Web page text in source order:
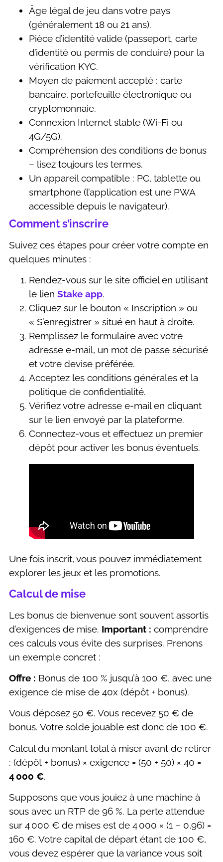
Âge légal de jeu dans votre pays
(généralement 18 ou 21 ans).
Pièce d’identité valide (passeport, carte
d’identité ou permis de conduire) pour la
vérification KYC.
Moyen de paiement accepté : carte
bancaire, portefeuille électronique ou
cryptomonnaie.
Connexion Internet stable (Wi-Fi ou
4G/5G).
Compréhension des conditions de bonus
– lisez toujours les termes.
Un appareil compatible : PC, tablette ou
smartphone (l’application est une PWA
accessible depuis le navigateur).
Comment s’inscrire
Suivez ces étapes pour créer votre compte en
quelques minutes :
Rendez-vous sur le site officiel en utilisant
le lien Stake app.
Cliquez sur le bouton « Inscription » ou
« S’enregistrer » situé en haut à droite.
Remplissez le formulaire avec votre
adresse e-mail, un mot de passe sécurisé
et votre devise préférée.
Acceptez les conditions générales et la
politique de confidentialité.
Vérifiez votre adresse e-mail en cliquant
sur le lien envoyé par la plateforme.
Connectez-vous et effectuez un premier
dépôt pour activer les bonus éventuels.
Une fois inscrit, vous pouvez immédiatement
explorer les jeux et les promotions.
Calcul de mise
Les bonus de bienvenue sont souvent assortis
d’exigences de mise. Important : comprendre
ces calculs vous évite des surprises. Prenons
un exemple concret :
Offre : Bonus de 100 % jusqu’à 100 €, avec une
exigence de mise de 40x (dépôt + bonus).
Vous déposez 50 €. Vous recevez 50 € de
bonus. Votre solde jouable est donc de 100 €.
Calcul du montant total à miser avant de retirer
: (dépôt + bonus) × exigence = (50 + 50) × 40 =
4 000 €.
Supposons que vous jouiez à une machine à
sous avec un RTP de 96 %. La perte attendue
sur 4 000 € de mises est de 4 000 × (1 – 0,96) =
160 €. Votre capital de départ étant de 100 €,
vous devez espérer que la variance vous soit